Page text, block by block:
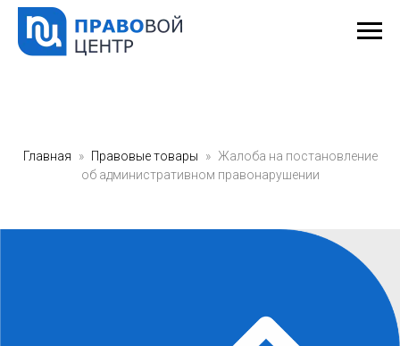
Главная Правовые товары
Жалоба на постановление
об административном правонарушении